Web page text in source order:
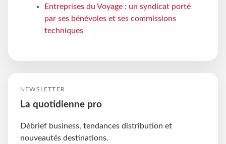
Entreprises du Voyage : un syndicat porté
par ses bénévoles et ses commissions
techniques
NEWSLETTER
La quotidienne pro
Débrief business, tendances distribution et
nouveautés destinations.